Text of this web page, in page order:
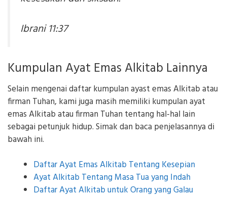
Ibrani 11:37
Kumpulan Ayat Emas Alkitab Lainnya
Selain mengenai daftar kumpulan ayast emas Alkitab atau
firman Tuhan, kami juga masih memiliki kumpulan ayat
emas Alkitab atau firman Tuhan tentang hal-hal lain
sebagai petunjuk hidup. Simak dan baca penjelasannya di
bawah ini.
Daftar Ayat Emas Alkitab Tentang Kesepian
Ayat Alkitab Tentang Masa Tua yang Indah
Daftar Ayat Alkitab untuk Orang yang Galau